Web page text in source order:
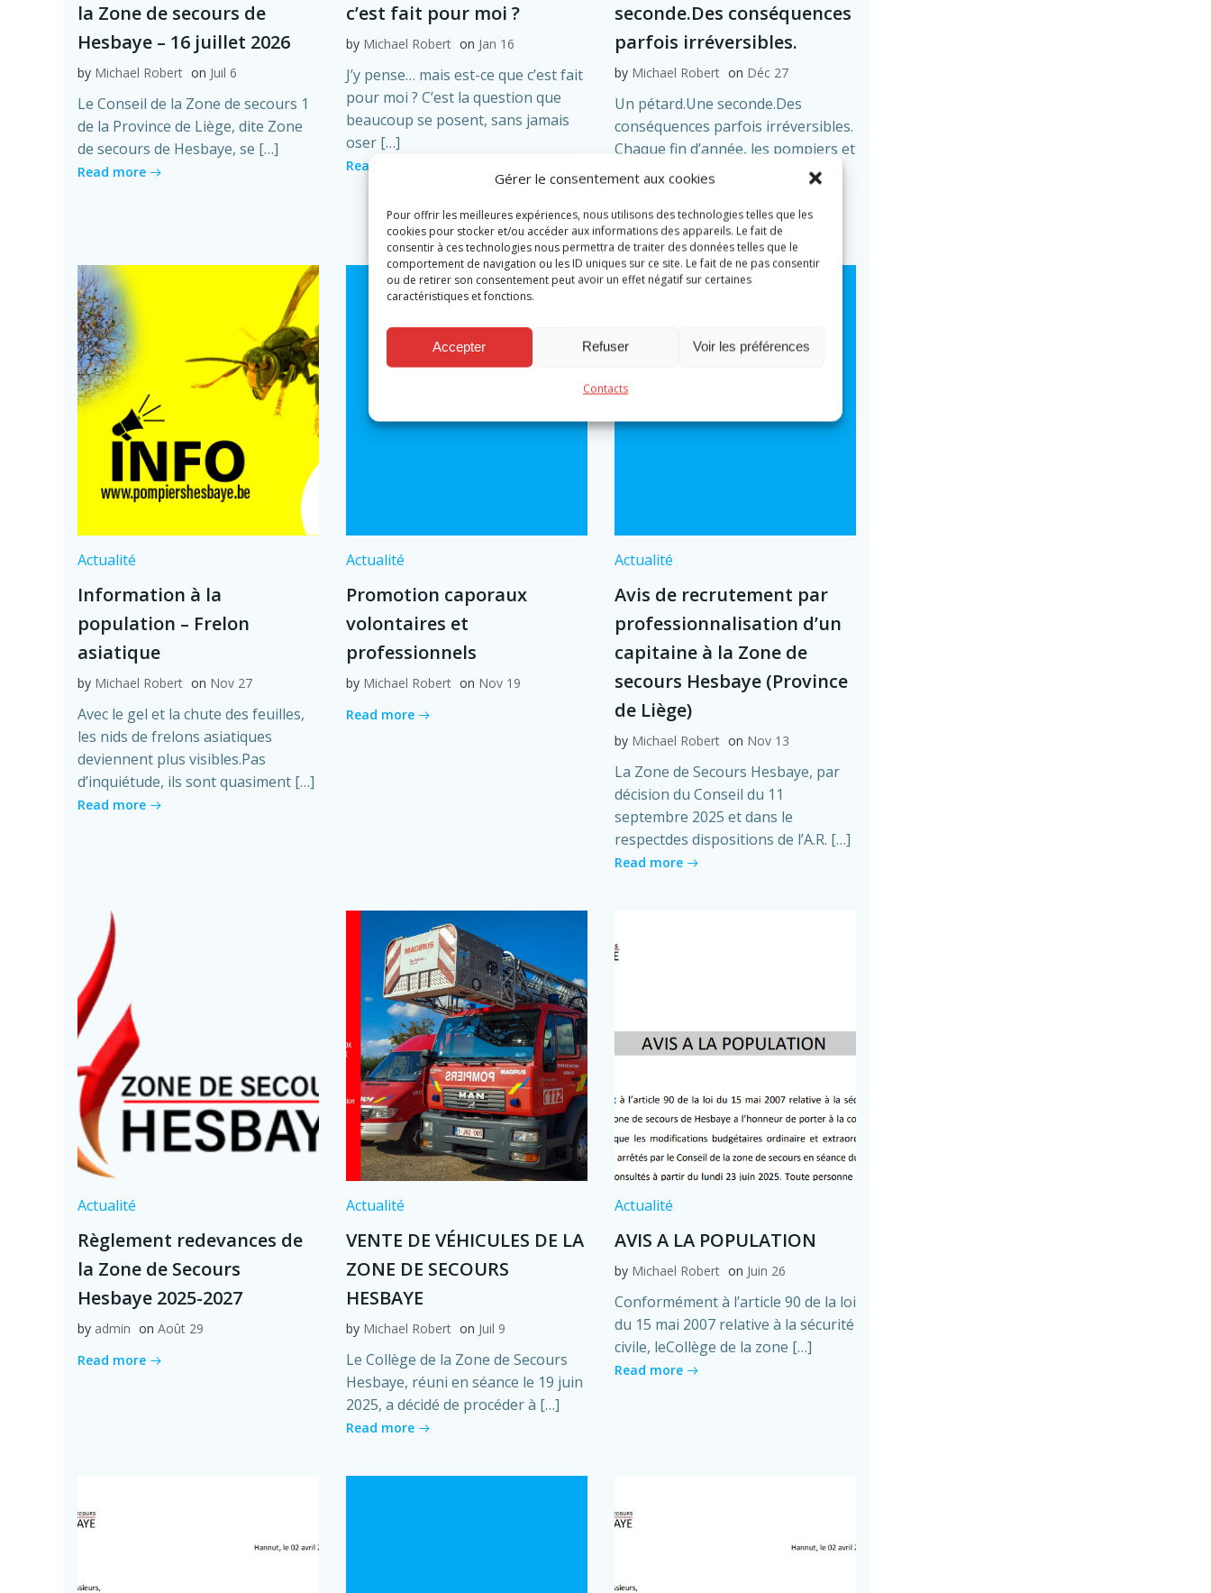
Gérer le consentement aux cookies
Pour offrir les meilleures expériences, nous utilisons des technologies telles que les
cookies pour stocker et/ou accéder aux informations des appareils. Le fait de
consentir à ces technologies nous permettra de traiter des données telles que le
comportement de navigation ou les ID uniques sur ce site. Le fait de ne pas consentir
ou de retirer son consentement peut avoir un effet négatif sur certaines
caractéristiques et fonctions.
Accepter Refuser Voir les préférences
Contacts
la Zone de secours de
Hesbaye – 16 juillet 2026
by Michael Robert on Juil 6
Le Conseil de la Zone de secours 1
de la Province de Liège, dite Zone
de secours de Hesbaye, se […]
Read more
c’est fait pour moi ?
by Michael Robert on Jan 16
J’y pense… mais est-ce que c’est fait
pour moi ? C’est la question que
beaucoup se posent, sans jamais
oser […]
Read more
seconde.Des conséquences
parfois irréversibles.
by Michael Robert on Déc 27
Un pétard.Une seconde.Des
conséquences parfois irréversibles.
Chaque fin d’année, les pompiers et
ambulanciers sont mobilisés à la
Read more
Actualité
Information à la
population – Frelon
asiatique
by Michael Robert on Nov 27
Avec le gel et la chute des feuilles,
les nids de frelons asiatiques
deviennent plus visibles.Pas
d’inquiétude, ils sont quasiment […]
Read more
Actualité
Promotion caporaux
volontaires et
professionnels
by Michael Robert on Nov 19
Read more
Actualité
Avis de recrutement par
professionnalisation d’un
capitaine à la Zone de
secours Hesbaye (Province
de Liège)
by Michael Robert on Nov 13
La Zone de Secours Hesbaye, par
décision du Conseil du 11
septembre 2025 et dans le
respectdes dispositions de l’A.R. […]
Read more
Actualité
Règlement redevances de
la Zone de Secours
Hesbaye 2025-2027
by admin on Août 29
Read more
Actualité
VENTE DE VÉHICULES DE LA
ZONE DE SECOURS
HESBAYE
by Michael Robert on Juil 9
Le Collège de la Zone de Secours
Hesbaye, réuni en séance le 19 juin
2025, a décidé de procéder à […]
Read more
Actualité
AVIS A LA POPULATION
by Michael Robert on Juin 26
Conformément à l’article 90 de la loi
du 15 mai 2007 relative à la sécurité
civile, leCollège de la zone […]
Read more